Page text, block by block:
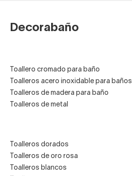
Decorabaño
Toallero cromado para baño
Toalleros acero inoxidable para baños
Toalleros de madera para baño
Toalleros de metal
Toalleros dorados
Toalleros de oro rosa
Toalleros blancos